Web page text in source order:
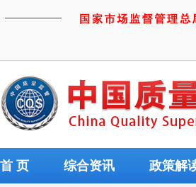
首 页 综合资讯 政策解